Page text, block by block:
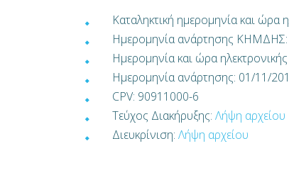
Καταληκτική ημερομηνία και
Ημερομηνία ανάρτησης
Ημερομηνία και ώρα
Ημερομηνία ανάρτησης: 01/11/
CPV: 90911000-6
Τεύχος Διακήρυξης: Λήψη αρχείου
Διευκρίνιση: Λήψη αρχείου